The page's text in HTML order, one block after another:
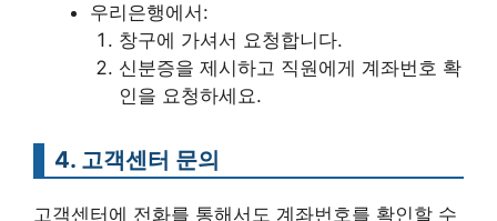
우리은행에서:
창구에 가셔서 요청합니다.
신분증을 제시하고 직원에게 계좌번호 확
인을 요청하세요.
4. 고객센터 문의
고객센터에 전화를 통해서도 계좌번호를 확인할 수